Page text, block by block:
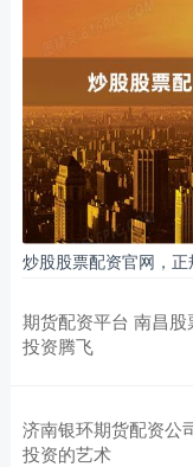
炒股股票配资官网，
期货配资平台 南昌
投资腾飞
济南银环期货配资公
投资的艺术